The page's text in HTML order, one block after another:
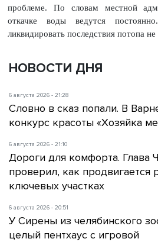
проблеме. По словам местной
откачке воды ведутся
ликвидировать последствия потопа не
НОВОСТИ ДНЯ
6 августа 2026 - 21:28
Словно в сказ попали. В
конкурс красоты «Хозяйка
6 августа 2026 - 21:10
Дороги для комфорта. Глава
проверил, как продвигается
ключевых участках
6 августа 2026 - 20:51
У Сирены из челябинского
целый пентхаус с игровой